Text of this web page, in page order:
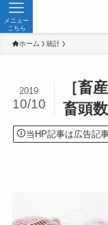
メニュー
こちら
ホーム 統計
［畜
畜頭
2019
10/10
当HP記事は広告記